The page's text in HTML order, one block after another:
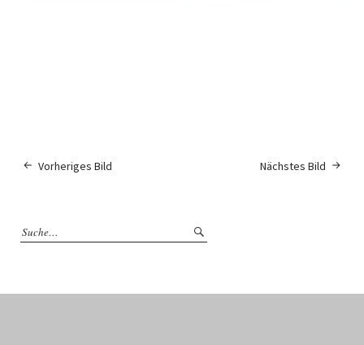
Nächstes Bild
Vorheriges Bild